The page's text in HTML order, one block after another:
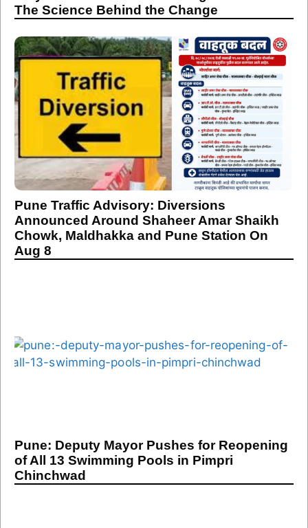
The Science Behind the Change
Pune Traffic Advisory: Diversions
Announced Around Shaheer Amar Shaikh
Chowk, Maldhakka and Pune Station On
Aug 8
Pune: Deputy Mayor Pushes for Reopening
of All 13 Swimming Pools in Pimpri
Chinchwad